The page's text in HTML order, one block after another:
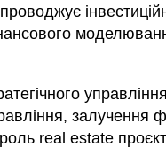
залучення
real estate